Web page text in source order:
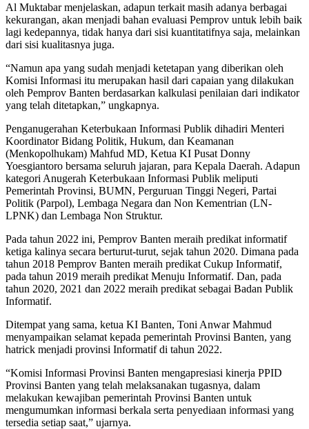
Al Muktabar menjelaskan, adapun terkait masih adanya berbagai
kekurangan, akan menjadi bahan evaluasi Pemprov untuk lebih baik
lagi kedepannya, tidak hanya dari sisi kuantitatifnya saja, melainkan
dari sisi kualitasnya juga.
“Namun apa yang sudah menjadi ketetapan yang diberikan oleh
Komisi Informasi itu merupakan hasil dari capaian yang dilakukan
oleh Pemprov Banten berdasarkan kalkulasi penilaian dari indikator
yang telah ditetapkan,” ungkapnya.
Penganugerahan Keterbukaan Informasi Publik dihadiri Menteri
Koordinator Bidang Politik, Hukum, dan Keamanan
(Menkopolhukam) Mahfud MD, Ketua KI Pusat Donny
Yoesgiantoro bersama seluruh jajaran, para Kepala Daerah. Adapun
kategori Anugerah Keterbukaan Informasi Publik meliputi
Pemerintah Provinsi, BUMN, Perguruan Tinggi Negeri, Partai
Politik (Parpol), Lembaga Negara dan Non Kementrian (LN-
LPNK) dan Lembaga Non Struktur.
Pada tahun 2022 ini, Pemprov Banten meraih predikat informatif
ketiga kalinya secara berturut-turut, sejak tahun 2020. Dimana pada
tahun 2018 Pemprov Banten meraih predikat Cukup Informatif,
pada tahun 2019 meraih predikat Menuju Informatif. Dan, pada
tahun 2020, 2021 dan 2022 meraih predikat sebagai Badan Publik
Informatif.
Ditempat yang sama, ketua KI Banten, Toni Anwar Mahmud
menyampaikan selamat kepada pemerintah Provinsi Banten, yang
hatrick menjadi provinsi Informatif di tahun 2022.
“Komisi Informasi Provinsi Banten mengapresiasi kinerja PPID
Provinsi Banten yang telah melaksanakan tugasnya, dalam
melakukan kewajiban pemerintah Provinsi Banten untuk
mengumumkan informasi berkala serta penyediaan informasi yang
tersedia setiap saat,” ujarnya.